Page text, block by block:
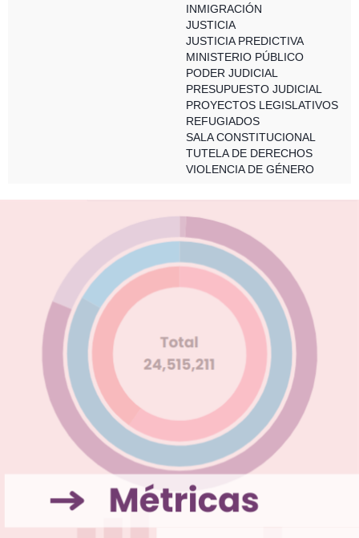
INMIGRACIÓN
JUSTICIA
JUSTICIA PREDICTIVA
MINISTERIO PÚBLICO
PODER JUDICIAL
PRESUPUESTO JUDICIAL
PROYECTOS LEGISLATIVOS
REFUGIADOS
SALA CONSTITUCIONAL
TUTELA DE DERECHOS
VIOLENCIA DE GÉNERO